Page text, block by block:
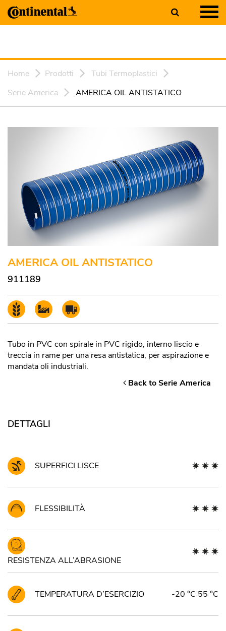
Home Prodotti
Tubi Termoplastici
Serie America
AMERICA OIL ANTISTATICO
AMERICA OIL ANTISTATICO
911189
Tubo in PVC con spirale in PVC rigido, interno liscio e
treccia in rame per una resa antistatica, per aspirazione e
mandata oli industriali.
Back to Serie America
DETTAGLI
SUPERFICI LISCE
FLESSIBILITÀ
RESISTENZA ALL’ABRASIONE
TEMPERATURA D’ESERCIZIO -20 °C 55 °C